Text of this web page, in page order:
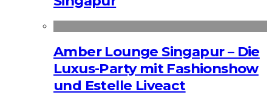
Amber Lounge Singapur – Die
Luxus-Party mit Fashionshow
und Estelle Liveact